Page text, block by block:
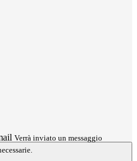
Verrà inviato un messaggio